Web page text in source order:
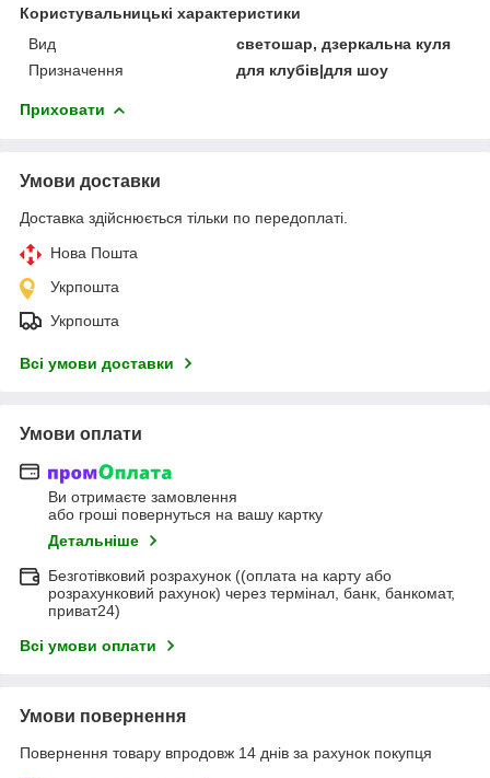
Користувальницькі характеристики
Вид
светошар, дзеркальна куля
Призначення
для клубів|для шоу
Приховати
Умови доставки
Доставка здійснюється тільки по передоплаті.
Нова Пошта
Укрпошта
Укрпошта
Всі умови доставки
Умови оплати
Ви отримаєте замовлення
або гроші повернуться на вашу картку
Детальніше
Безготівковий розрахунок ((оплата на карту або
розрахунковий рахунок) через термінал, банк, банкомат,
приват24)
Всі умови оплати
Умови повернення
Повернення товару впродовж 14 днів за рахунок покупця